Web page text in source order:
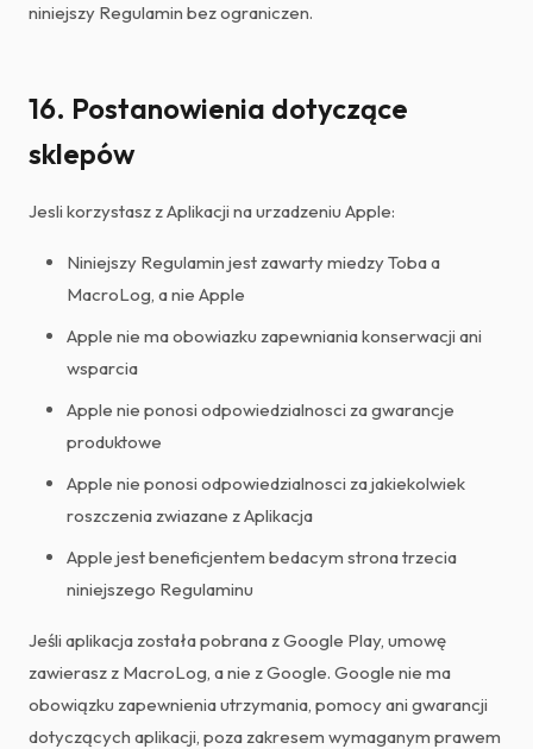
niniejszy Regulamin bez ograniczen.
16. Postanowienia dotyczące
sklepów
Jesli korzystasz z Aplikacji na urzadzeniu Apple:
Niniejszy Regulamin jest zawarty miedzy Toba a
MacroLog, a nie Apple
Apple nie ma obowiazku zapewniania konserwacji ani
wsparcia
Apple nie ponosi odpowiedzialnosci za gwarancje
produktowe
Apple nie ponosi odpowiedzialnosci za jakiekolwiek
roszczenia zwiazane z Aplikacja
Apple jest beneficjentem bedacym strona trzecia
niniejszego Regulaminu
Jeśli aplikacja została pobrana z Google Play, umowę
zawierasz z MacroLog, a nie z Google. Google nie ma
obowiązku zapewnienia utrzymania, pomocy ani gwarancji
dotyczących aplikacji, poza zakresem wymaganym prawem